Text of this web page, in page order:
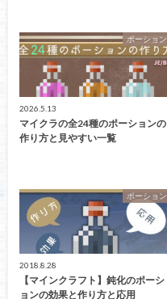
ポーション
2026.5.13
マイクラの全24種のポーションの
作り方と見やすい一覧
ポーション
2018.8.28
【マインクラフト】鈍化のポーシ
ョンの効果と作り方と応用